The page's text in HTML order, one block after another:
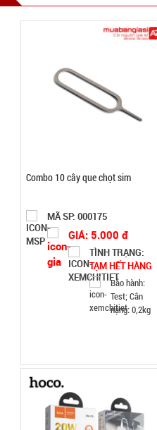
Combo 10 cây que chọt sim
MÃ SP: 000175
GIÁ: 5.000 đ
TÌNH TRẠNG:
TẠM HẾT HÀNG
Bảo hành:
Test; Cân
nặng: 0,2kg